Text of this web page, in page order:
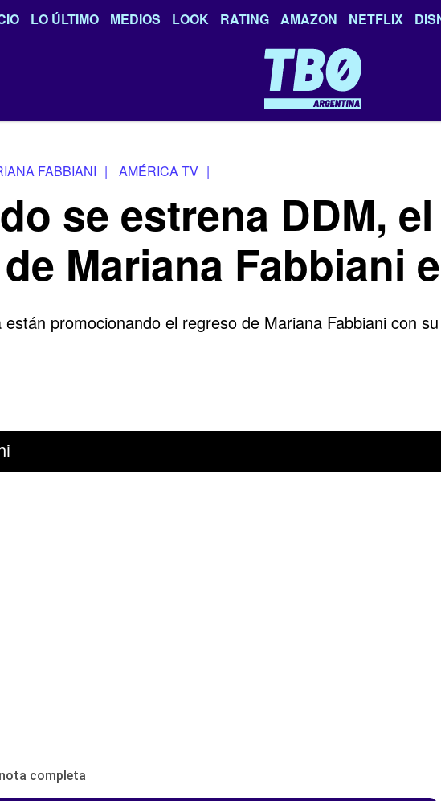
LO ÚLTIMO MEDIOS LOOK RATING AMAZON NETFLIX
FABBIANI | AMÉRICA TV |
se estrena DDM,
Mariana Fabbiani
están promocionando el regreso de Mariana Fabbiani con
completa